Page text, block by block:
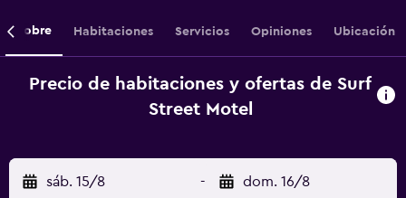
Sobre Habitaciones Servicios Opiniones Ubicación
Precio de habitaciones y ofertas de Surf
Street Motel
sáb. 15/8 - dom. 16/8